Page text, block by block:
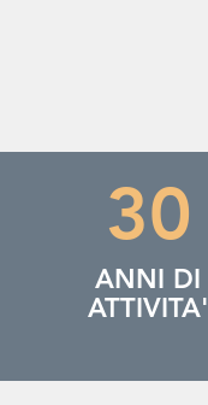
30
ANNI DI
ATTIVITA'